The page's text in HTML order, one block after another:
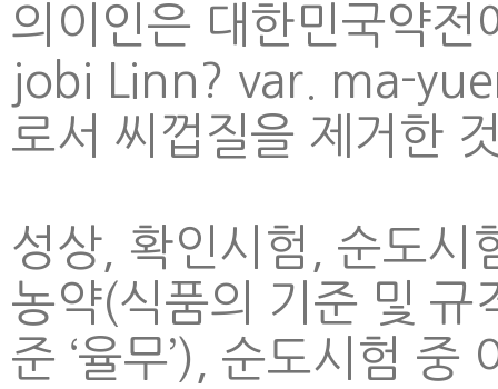
의이인은 대한민국약
jobi Linn? var. ma-
로서 씨껍질을 제거한
성상, 확인시험, 순도시
농약(식품의 기준 및
준 ‘율무’), 순도시험